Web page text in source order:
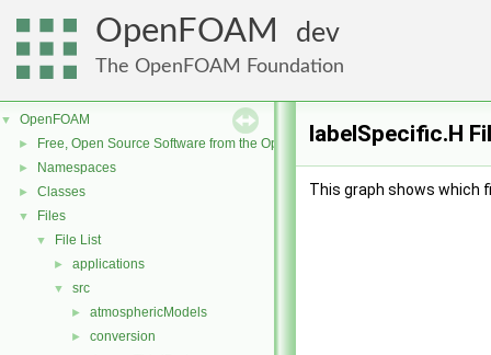
OpenFOAM dev
The OpenFOAM Foundation
▼ OpenFOAM
► Free, Open Source Software from the OpenFOAM Foundation
► Namespaces
► Classes
▼ Files
▼ File List
► applications
▼ src
► atmosphericModels
► conversion
labelSpecific.H
This graph shows which